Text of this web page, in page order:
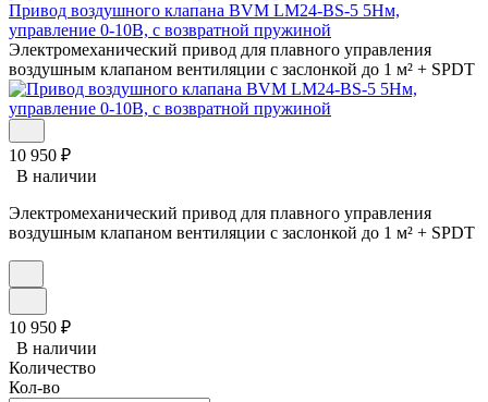
Привод воздушного клапана BVM LM24-BS-5 5Нм,
управление 0-10В, с возвратной пружиной
Электромеханический привод для плавного управления
воздушным клапаном вентиляции с заслонкой до 1 м² + SPDT
10 950 ₽
В наличии
Электромеханический привод для плавного управления
воздушным клапаном вентиляции с заслонкой до 1 м² + SPDT
10 950 ₽
В наличии
Количество
Кол-во